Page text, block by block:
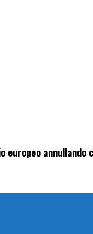
europeo